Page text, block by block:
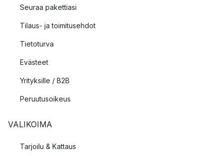
Seuraa pakettiasi
Tilaus- ja toimitusehdot
Tietoturva
Evästeet
Yrityksille / B2B
Peruutusoikeus
VALIKOIMA
Tarjoilu & Kattaus